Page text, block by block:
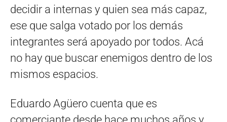
decidir a internas y quien sea más capaz,
ese que salga votado por los demás
integrantes será apoyado por todos. Acá
no hay que buscar enemigos dentro de los
mismos espacios.
Eduardo Agüero cuenta que es